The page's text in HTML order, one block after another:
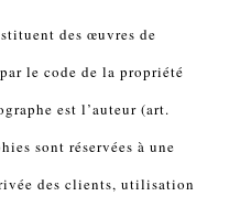
des œuvres de
le code de la propriété
est l’auteur (art.
sont réservées à une
des clients, utilisation